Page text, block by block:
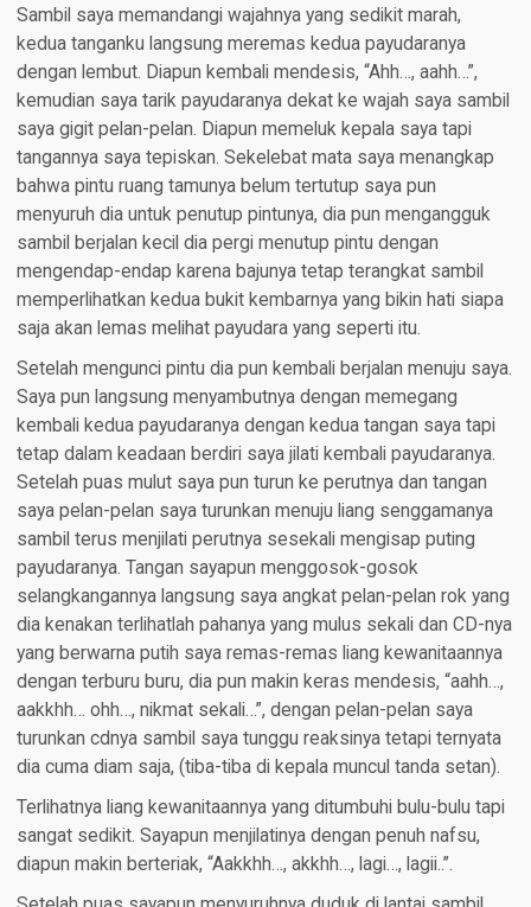
Sambil saya memandangi wajahnya yang sedikit marah,
kedua tanganku langsung meremas kedua payudaranya
dengan lembut. Diapun kembali mendesis, “Ahh…, aahh…”,
kemudian saya tarik payudaranya dekat ke wajah saya sambil
saya gigit pelan-pelan. Diapun memeluk kepala saya tapi
tangannya saya tepiskan. Sekelebat mata saya menangkap
bahwa pintu ruang tamunya belum tertutup saya pun
menyuruh dia untuk penutup pintunya, dia pun mengangguk
sambil berjalan kecil dia pergi menutup pintu dengan
mengendap-endap karena bajunya tetap terangkat sambil
memperlihatkan kedua bukit kembarnya yang bikin hati siapa
saja akan lemas melihat payudara yang seperti itu.
Setelah mengunci pintu dia pun kembali berjalan menuju saya.
Saya pun langsung menyambutnya dengan memegang
kembali kedua payudaranya dengan kedua tangan saya tapi
tetap dalam keadaan berdiri saya jilati kembali payudaranya.
Setelah puas mulut saya pun turun ke perutnya dan tangan
saya pelan-pelan saya turunkan menuju liang senggamanya
sambil terus menjilati perutnya sesekali mengisap puting
payudaranya. Tangan sayapun menggosok-gosok
selangkangannya langsung saya angkat pelan-pelan rok yang
dia kenakan terlihatlah pahanya yang mulus sekali dan CD-nya
yang berwarna putih saya remas-remas liang kewanitaannya
dengan terburu buru, dia pun makin keras mendesis, “aahh…,
aakkhh… ohh…, nikmat sekali…”, dengan pelan-pelan saya
turunkan cdnya sambil saya tunggu reaksinya tetapi ternyata
dia cuma diam saja, (tiba-tiba di kepala muncul tanda setan).
Terlihatnya liang kewanitaannya yang ditumbuhi bulu-bulu tapi
sangat sedikit. Sayapun menjilatinya dengan penuh nafsu,
diapun makin berteriak, “Aakkhh…, akkhh…, lagi…, lagii..”.